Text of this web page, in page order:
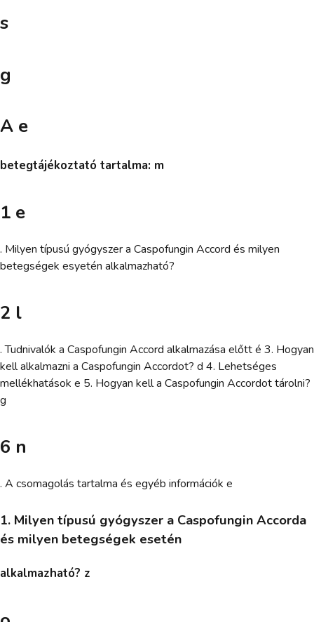
s
g
A e
betegtájékoztató tartalma: m
1 e
. Milyen típusú gyógyszer a Caspofungin Accord és milyen
betegségek esyetén alkalmazható?
2 l
. Tudnivalók a Caspofungin Accord alkalmazása előtt é 3. Hogyan
kell alkalmazni a Caspofungin Accordot? d 4. Lehetséges
mellékhatások e 5. Hogyan kell a Caspofungin Accordot tárolni?
g
6 n
. A csomagolás tartalma és egyéb információk e
1. Milyen típusú gyógyszer a Caspofungin Accorda
és milyen betegségek esetén
alkalmazható? z